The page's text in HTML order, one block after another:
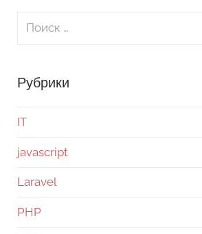
Поиск
Рубрики
IT
javascript
Laravel
PHP